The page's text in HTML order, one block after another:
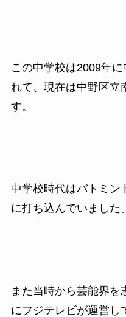
この中学校は2009年
れて、現在は中野区立
す。
中学校時代はバトミン
に打ち込んでいました。
また当時から芸能界
にフジテレビが運営し